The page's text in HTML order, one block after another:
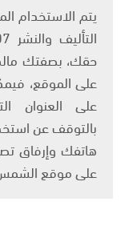
حقك، بصفتك
على الموقع،
بالتوقف عن
هاتفك وإرفاق
على موقع